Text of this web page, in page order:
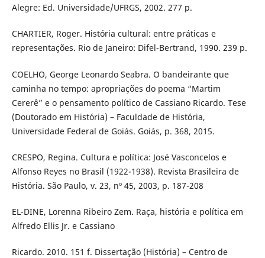
Alegre: Ed. Universidade/UFRGS, 2002. 277 p.
CHARTIER, Roger. História cultural: entre práticas e
representações. Rio de Janeiro: Difel-Bertrand, 1990. 239 p.
COELHO, George Leonardo Seabra. O bandeirante que
caminha no tempo: apropriações do poema “Martim
Cererê” e o pensamento político de Cassiano Ricardo. Tese
(Doutorado em História) – Faculdade de História,
Universidade Federal de Goiás. Goiás, p. 368, 2015.
CRESPO, Regina. Cultura e política: José Vasconcelos e
Alfonso Reyes no Brasil (1922-1938). Revista Brasileira de
História. São Paulo, v. 23, nº 45, 2003, p. 187-208
EL-DINE, Lorenna Ribeiro Zem. Raça, história e política em
Alfredo Ellis Jr. e Cassiano
Ricardo. 2010. 151 f. Dissertação (História) – Centro de